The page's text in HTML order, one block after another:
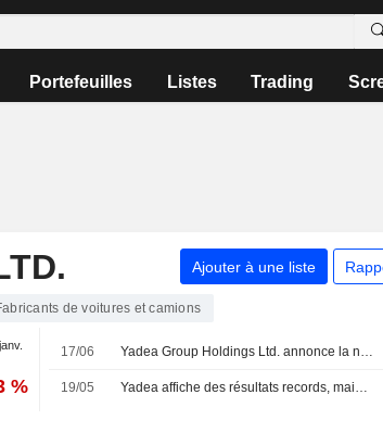
Portefeuilles Listes Trading
Ajouter à une liste
de voitures et camions
%
17/06 Yadea Group Holdings Ltd. annonce la nomination de He Ping en tant qu’administrateur indépendant non exécutif et membre des comités d’audit, de rémunération et de nomination, avec effet au 18 juin 2026
19/05 Yadea affiche des résultats records, mais le titre marque le pas